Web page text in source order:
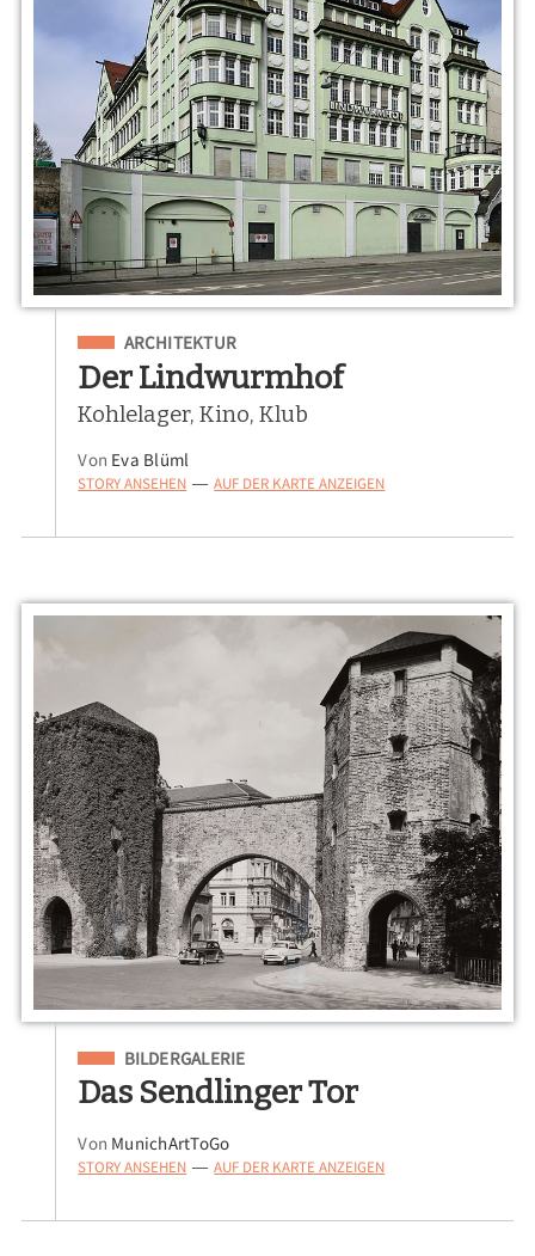
Eingeordnet unter
ARCHITEKTUR
Der Lindwurmhof
Kohlelager, Kino, Klub
Von Eva Blüml
STORY ANSEHEN — AUF DER KARTE ANZEIGEN
Eingeordnet unter
BILDERGALERIE
Das Sendlinger Tor
Von MunichArtToGo
STORY ANSEHEN — AUF DER KARTE ANZEIGEN